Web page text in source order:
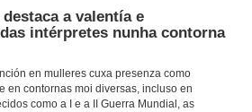
a valentía e
intérpretes nunha contorna
en mulleres cuxa presenza como
en contornas moi diversas, incluso en
como a I e a II Guerra Mundial, as